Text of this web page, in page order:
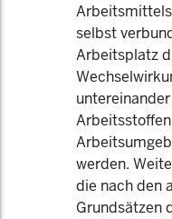
selbst
Arbeitsplatz
werden.
die nach den
Grundsätzen